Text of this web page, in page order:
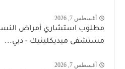
أغسطس 7, 2026
مطلوب استشاري أمراض
مستشفى ميديكلينيك - دبي...
أغسطس 7, 2026